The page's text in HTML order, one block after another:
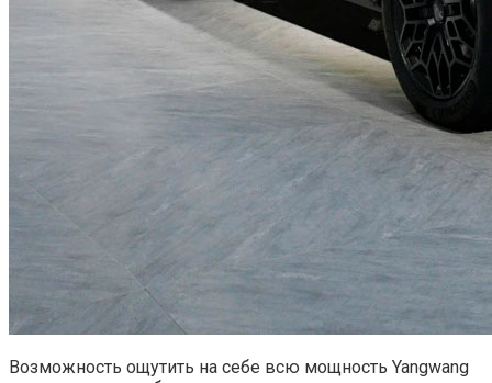
Возможность ощутить на себе всю мощность Yangwang